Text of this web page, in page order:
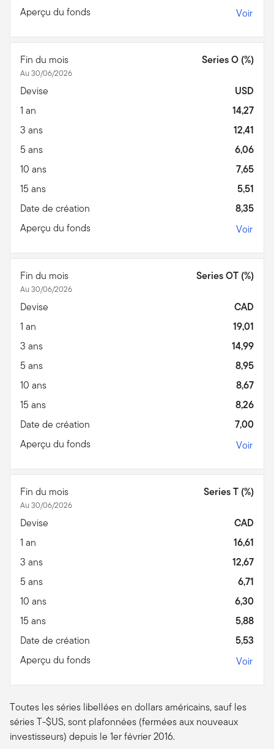
Aperçu du fonds
Voir
Fin du mois
Au 30/06/2026
Series O (%)
Devise
USD
1 an
14,27
3 ans
12,41
5 ans
6,06
10 ans
7,65
15 ans
5,51
Date de création
8,35
Aperçu du fonds
Voir
Fin du mois
Au 30/06/2026
Series OT (%)
Devise
CAD
1 an
19,01
3 ans
14,99
5 ans
8,95
10 ans
8,67
15 ans
8,26
Date de création
7,00
Aperçu du fonds
Voir
Fin du mois
Au 30/06/2026
Series T (%)
Devise
CAD
1 an
16,61
3 ans
12,67
5 ans
6,71
10 ans
6,30
15 ans
5,88
Date de création
5,53
Aperçu du fonds
Voir
Toutes les séries libellées en dollars américains, sauf les
séries T-$US, sont plafonnées (fermées aux nouveaux
investisseurs) depuis le 1er février 2016.